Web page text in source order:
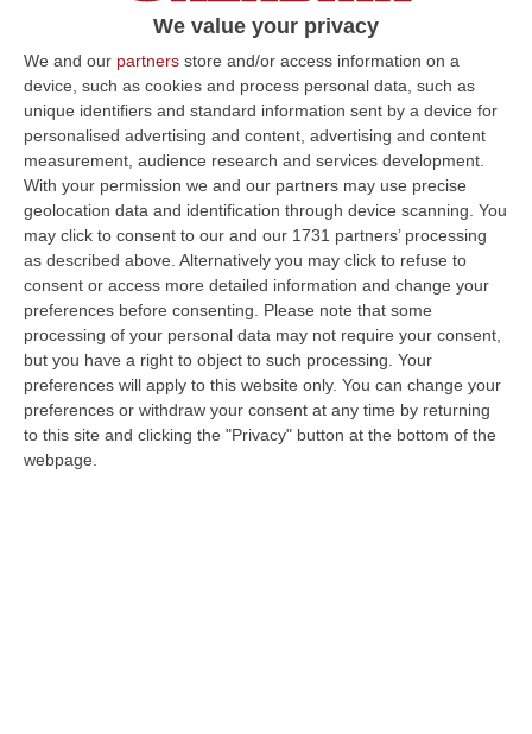
We value your privacy
We and our partners store and/or access information on a
device, such as cookies and process personal data, such as
unique identifiers and standard information sent by a device for
personalised advertising and content, advertising and content
measurement, audience research and services development.
With your permission we and our partners may use precise
geolocation data and identification through device scanning. You
may click to consent to our and our 1731 partners’ processing
as described above. Alternatively you may click to refuse to
consent or access more detailed information and change your
preferences before consenting.
Please note that some
processing of your personal data may not require your consent,
but you have a right to object to such processing. Your
preferences will apply to this website only. You can change your
preferences or withdraw your consent at any time by returning
to this site and clicking the "Privacy" button at the bottom of the
webpage.
aerea Al-Udeid in Qatar. Sei missili balistici
sono stati lanciati contro le basi Usa in Qatar.
Esplosioni sono state udite a Doha. Secondo
diverse immagini circolate in rete, la
contraerea è entrata in azione per
intercettare i missili su Doha. Secondo
Osint613, l’account X spesso talvolta
rilanciato anche dalla Casa Bianca, Teheran
ha lanciato altri missili verso la base
americana di Ai Assad in Iraq. I media hanno
anche riferito che lo spazio aereo degli
Emirati Arabi Uniti è stato chiuso. Anche il
Bahrein e il Kuwait hanno temporaneamente